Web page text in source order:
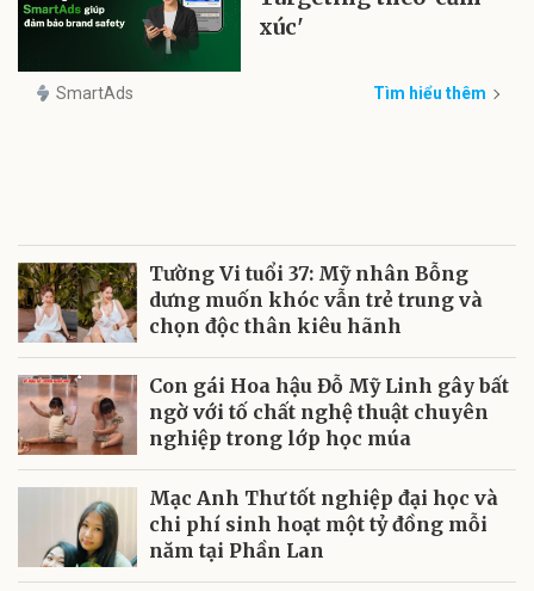
xúc'
SmartAds Tìm hiểu thêm
Tường Vi tuổi 37: Mỹ nhân Bỗng
dưng muốn khóc vẫn trẻ trung và
chọn độc thân kiêu hãnh
Con gái Hoa hậu Đỗ Mỹ Linh gây bất
ngờ với tố chất nghệ thuật chuyên
nghiệp trong lớp học múa
Mạc Anh Thư tốt nghiệp đại học và
chi phí sinh hoạt một tỷ đồng mỗi
năm tại Phần Lan